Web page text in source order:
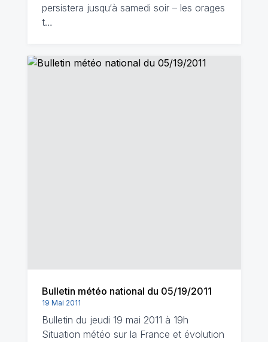
persistera jusqu‘à samedi soir – les orages
t…
Bulletin météo national du 05/19/2011
19 Mai 2011
Bulletin du jeudi 19 mai 2011 à 19h
Situation météo sur la France et évolution